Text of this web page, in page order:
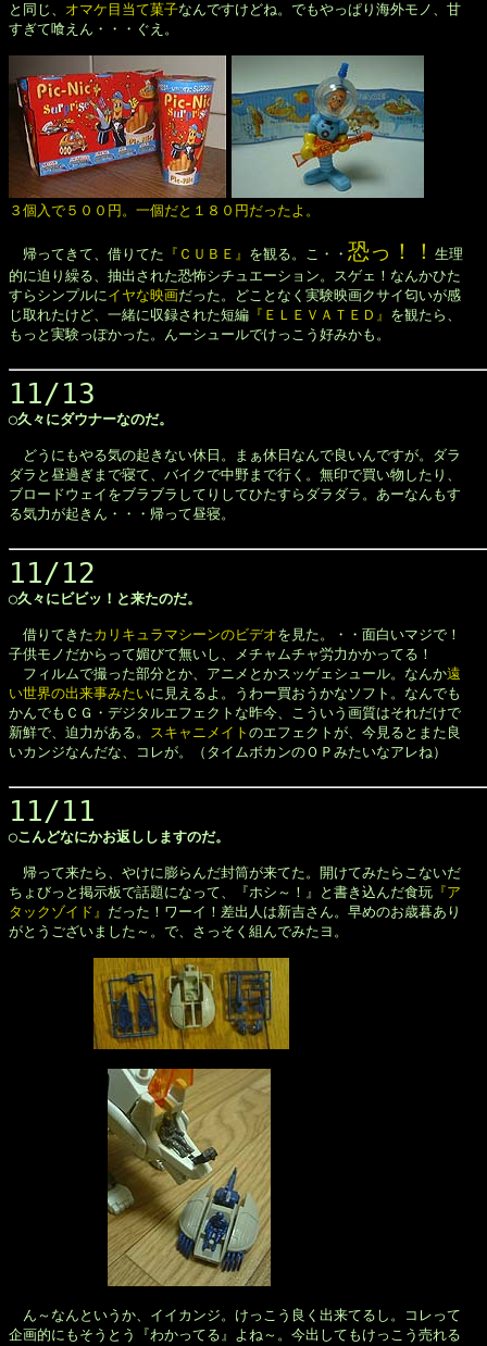
と同じ、 オマケ目当て菓子なんですけどね。でもやっぱり海外モノ、甘
すぎて喰えん・・・ぐえ。
３個入で５００円。一個だと１８０円だったよ。
帰ってきて、借りてた 『ＣＵＢＥ』 を観る。こ・・ 恐っ！！ 生理
的に迫り繰る、抽出された恐怖シチュエーション。スゲェ！なんかひた
すらシンプルにイヤな映画だった。どことなく実験映画クサイ匂いが感
じ取れたけど、一緒に収録された短編 『ＥＬＥＶＡＴＥＤ』 を観たら、
もっと実験っぽかった。んーシュールでけっこう好みかも。
11/13
◯久々にダウナーなのだ。
どうにもやる気の起きない休日。まぁ休日なんで良いんですが。ダラ
ダラと昼過ぎまで寝て、バイクで中野まで行く。無印で買い物したり、
ブロードウェイをブラブラしてりしてひたすらダラダラ。あーなんもす
る気力が起きん・・・帰って昼寝。
11/12
◯久々にビビッ！と来たのだ。
借りてきたカリキュラマシーンのビデオを見た。・・面白いマジで！
子供モノだからって媚びて無いし、メチャムチャ労力かかってる！
フィルムで撮った部分とか、アニメとかスッゲェシュール。なんか遠
い世界の出来事みたいに見えるよ。うわー買おうかなソフト。なんでも
かんでもＣＧ・デジタルエフェクトな昨今、こういう画質はそれだけで
新鮮で、迫力がある。 スキャニメイト のエフェクトが、今見るとまた良
いカンジなんだな、コレが。（タイムボカンのＯＰみたいなアレね）
11/11
◯こんどなにかお返ししますのだ。
帰って来たら、やけに膨らんだ封筒が来てた。開けてみたらこないだ
ちょびっと掲示板で話題になって、『ホシ～！』と書き込んだ食玩 『ア
タックゾイド』 だった！ワーイ！差出人は新吉さん。早めのお歳暮あり
がとうございました～。で、さっそく組んでみたヨ。
ん～なんというか、イイカンジ。けっこう良く出来てるし。コレって
企画的にもそうとう『わかってる』よね～。今出してもけっこう売れる